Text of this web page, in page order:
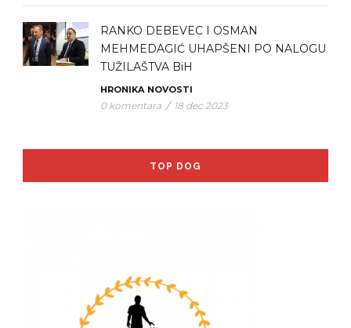
RANKO DEBEVEC I OSMAN
MEHMEDAGIĆ UHAPŠENI PO NALOGU
TUŽILAŠTVA BiH
HRONIKA NOVOSTI
0 komentara / 18 dec 2023
TOP DOG